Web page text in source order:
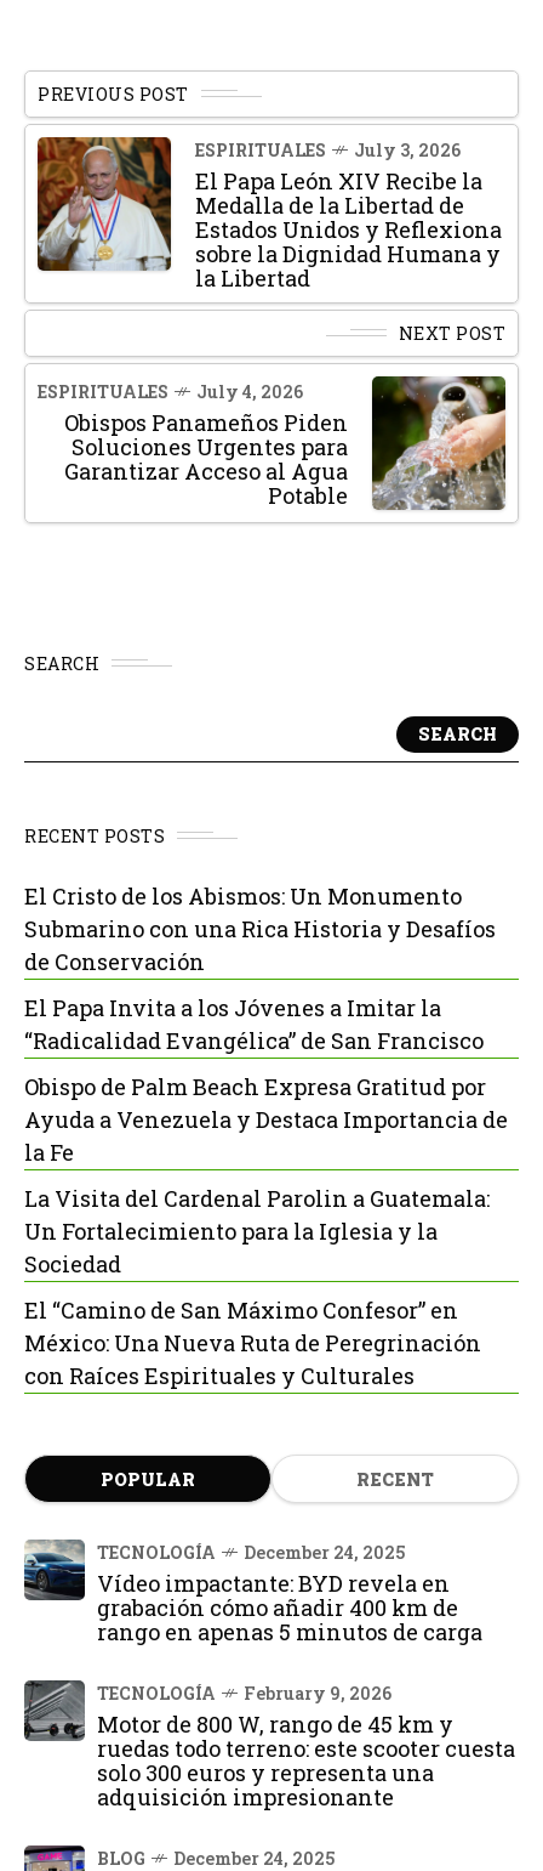
PREVIOUS POST
ESPIRITUALES July 3, 2026
El Papa León XIV Recibe la
Medalla de la Libertad de
Estados Unidos y Reflexiona
sobre la Dignidad Humana y
la Libertad
NEXT POST
ESPIRITUALES July 4, 2026
Obispos Panameños Piden
Soluciones Urgentes para
Garantizar Acceso al Agua
Potable
SEARCH
SEARCH
RECENT POSTS
El Cristo de los Abismos: Un Monumento
Submarino con una Rica Historia y Desafíos
de Conservación
El Papa Invita a los Jóvenes a Imitar la
“Radicalidad Evangélica” de San Francisco
Obispo de Palm Beach Expresa Gratitud por
Ayuda a Venezuela y Destaca Importancia de
la Fe
La Visita del Cardenal Parolin a Guatemala:
Un Fortalecimiento para la Iglesia y la
Sociedad
El “Camino de San Máximo Confesor” en
México: Una Nueva Ruta de Peregrinación
con Raíces Espirituales y Culturales
POPULAR RECENT
TECNOLOGÍA December 24, 2025
Vídeo impactante: BYD revela en
grabación cómo añadir 400 km de
rango en apenas 5 minutos de carga
TECNOLOGÍA February 9, 2026
Motor de 800 W, rango de 45 km y
ruedas todo terreno: este scooter cuesta
solo 300 euros y representa una
adquisición impresionante
BLOG December 24, 2025